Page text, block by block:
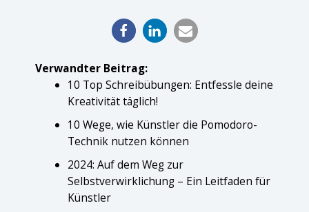
Verwandter Beitrag:
10 Top Schreibübungen: Entfessle deine
Kreativität täglich!
10 Wege, wie Künstler die Pomodoro-
Technik nutzen können
2024: Auf dem Weg zur
Selbstverwirklichung – Ein Leitfaden für
Künstler